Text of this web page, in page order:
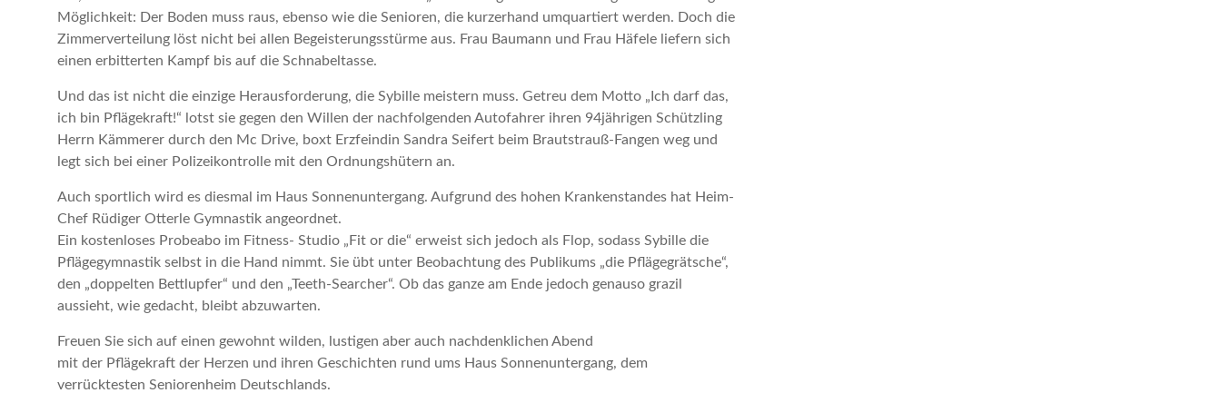
Möglichkeit: Der Boden muss raus, ebenso wie die Senioren, die kurzerhand umquartiert werden. Doch die
Zimmerverteilung löst nicht bei allen Begeisterungsstürme aus. Frau Baumann und Frau Häfele liefern sich
einen erbitterten Kampf bis auf die Schnabeltasse.
Und das ist nicht die einzige Herausforderung, die Sybille meistern muss. Getreu dem Motto „Ich darf das,
ich bin Pflägekraft!“ lotst sie gegen den Willen der nachfolgenden Autofahrer ihren 94jährigen Schützling
Herrn Kämmerer durch den Mc Drive, boxt Erzfeindin Sandra Seifert beim Brautstrauß-Fangen weg und
legt sich bei einer Polizeikontrolle mit den Ordnungshütern an.
Auch sportlich wird es diesmal im Haus Sonnenuntergang. Aufgrund des hohen Krankenstandes hat Heim-
Chef Rüdiger Otterle Gymnastik angeordnet.
Ein kostenloses Probeabo im Fitness- Studio „Fit or die“ erweist sich jedoch als Flop, sodass Sybille die
Pflägegymnastik selbst in die Hand nimmt. Sie übt unter Beobachtung des Publikums „die Pflägegrätsche“,
den „doppelten Bettlupfer“ und den „Teeth-Searcher“. Ob das ganze am Ende jedoch genauso grazil
aussieht, wie gedacht, bleibt abzuwarten.
Freuen Sie sich auf einen gewohnt wilden, lustigen aber auch nachdenklichen Abend
mit der Pflägekraft der Herzen und ihren Geschichten rund ums Haus Sonnenuntergang, dem
verrücktesten Seniorenheim Deutschlands.